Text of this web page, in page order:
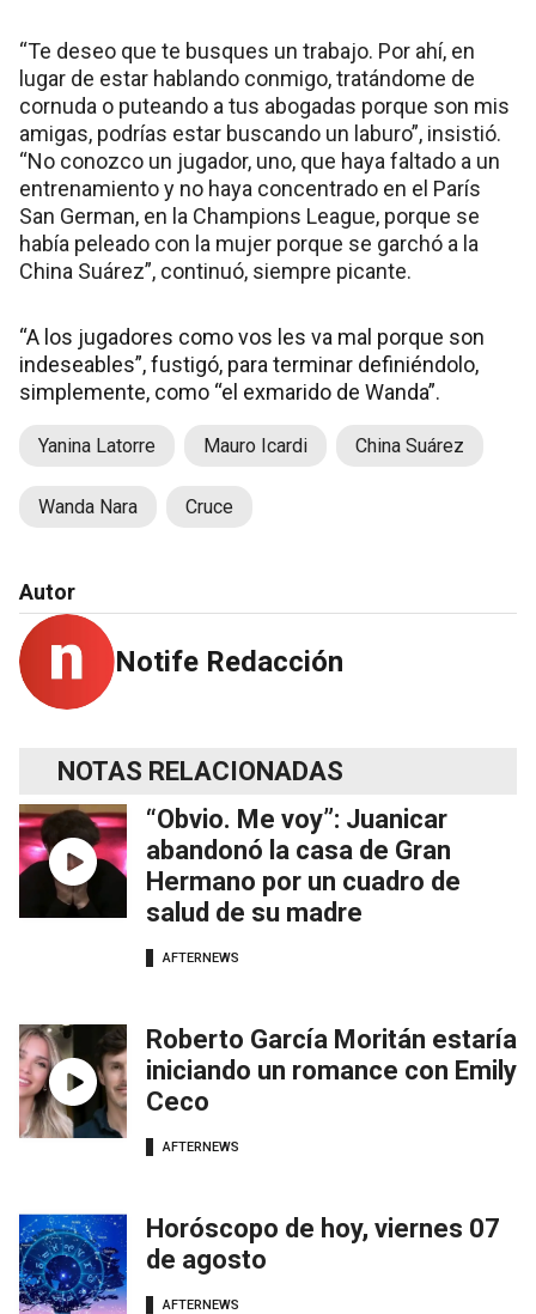
“Te deseo que te busques un trabajo. Por ahí, en
lugar de estar hablando conmigo, tratándome de
cornuda o puteando a tus abogadas porque son mis
amigas, podrías estar buscando un laburo”, insistió.
“No conozco un jugador, uno, que haya faltado a un
entrenamiento y no haya concentrado en el París
San German, en la Champions League, porque se
había peleado con la mujer porque se garchó a la
China Suárez”, continuó, siempre picante.
“A los jugadores como vos les va mal porque son
indeseables”, fustigó, para terminar definiéndolo,
simplemente, como “el exmarido de Wanda”.
Yanina Latorre Mauro Icardi China Suárez
Wanda Nara Cruce
Autor
Notife Redacción
NOTAS RELACIONADAS
“Obvio. Me voy”: Juanicar
abandonó la casa de Gran
Hermano por un cuadro de
salud de su madre
AFTERNEWS
Roberto García Moritán estaría
iniciando un romance con Emily
Ceco
AFTERNEWS
Horóscopo de hoy, viernes 07
de agosto
AFTERNEWS